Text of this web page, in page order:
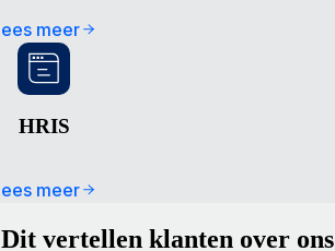
meer
HRIS
meer
Dit vertellen klanten over ons